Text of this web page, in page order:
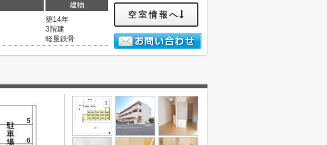
建物
築14年
3階建
軽量鉄骨
空室情報へ